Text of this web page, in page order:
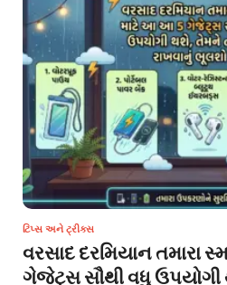
ટિપ્સ અને ટ્રીક્સ
વરસાદ દરમિયાન તમારા
ગેજેટ્સ સૌથી વધુ ઉપયોગી